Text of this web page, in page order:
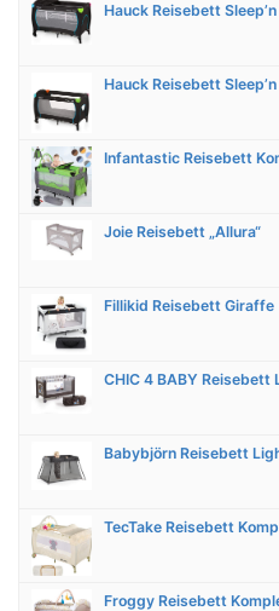
Hauck Reisebett
Hauck Reisebett
Infantastic Reisebett
Joie Reisebett „Allura“
Fillikid Reisebett Giraffe
CHIC 4 BABY Reisebett
Babybjörn Reisebett
TecTake Reisebett
Froggy Reisebett